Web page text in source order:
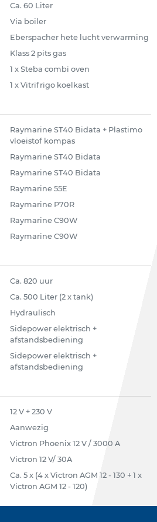
Ca. 60 Liter
Via boiler
Eberspacher hete lucht verwarming
Klass 2 pits gas
1 x Steba combi oven
1 x Vitrifrigo koelkast
Raymarine ST40 Bidata + Plastimo
vloeistof kompas
Raymarine ST40 Bidata
Raymarine ST40 Bidata
Raymarine 55E
Raymarine P70R
Raymarine C90W
Raymarine C90W
Ca. 820 uur
Ca. 500 Liter (2 x tank)
Hydraulisch
Sidepower elektrisch +
afstandsbediening
Sidepower elektrisch +
afstandsbediening
12 V + 230 V
Aanwezig
Victron Phoenix 12 V / 3000 A
Victron 12 V/ 30A
Ca. 5 x (4 x Victron AGM 12 - 130 + 1 x
Victron AGM 12 - 120)